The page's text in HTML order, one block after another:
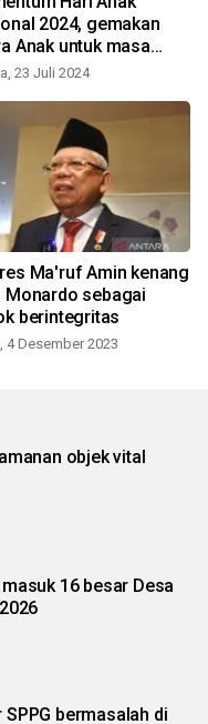
2024, gemakan
Anak untuk masa
bangsa
23 Juli 2024
Ma'ruf Amin kenang
Monardo sebagai
berintegritas
4 Desember 2023
objek vital
16 besar Desa
SPPG bermasalah di